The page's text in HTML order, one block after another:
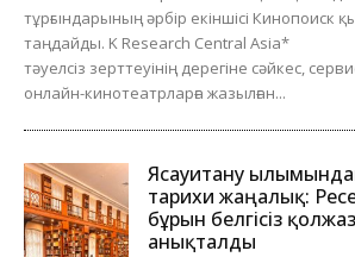
тұрғындарының әрбір екіншісі Кинопоиск
таңдайды. K Research Central Asia*
тәуелсіз зерттеуінің дерегіне сәйкес,
онлайн-кинотеатрларға жазылған...
Ясауитану
тарихи жаңалық:
бұрын белгісіз
анықталды